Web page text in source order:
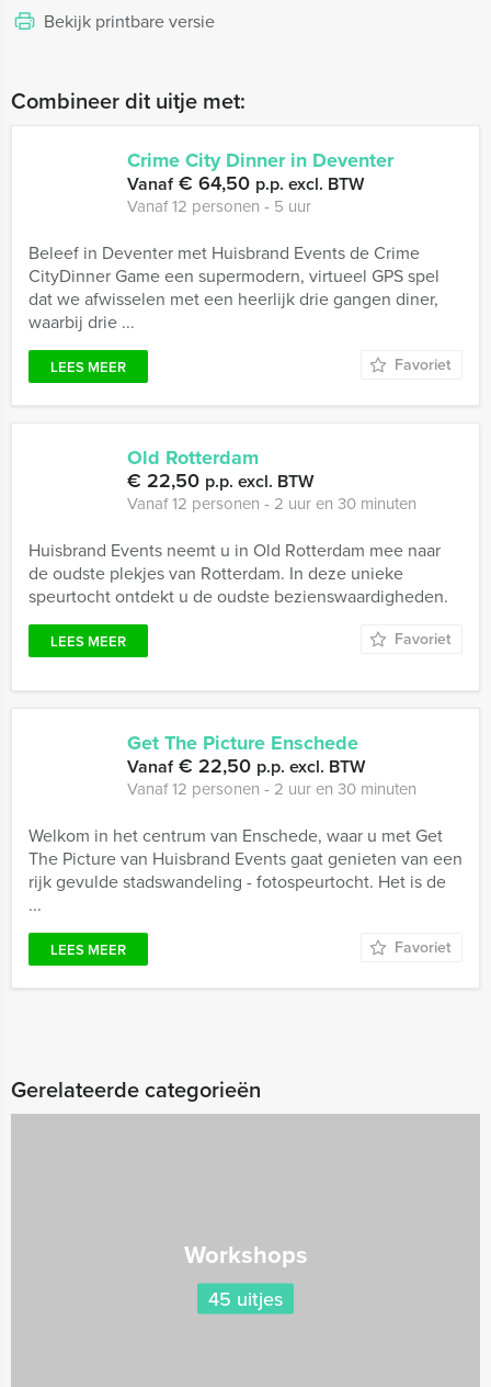
Bekijk printbare versie
Combineer dit uitje met:
Crime City Dinner in Deventer
Vanaf€ 64,50 p.p. excl. BTW
Vanaf 12 personen ‐ 5 uur
Beleef in Deventer met Huisbrand Events de Crime
CityDinner Game een supermodern, virtueel GPS spel
dat we afwisselen met een heerlijk drie gangen diner,
waarbij drie ...
LEES MEER Favoriet
Old Rotterdam
€ 22,50 p.p. excl. BTW
Vanaf 12 personen ‐ 2 uur en 30 minuten
Huisbrand Events neemt u in Old Rotterdam mee naar
de oudste plekjes van Rotterdam. In deze unieke
speurtocht ontdekt u de oudste bezienswaardigheden.
LEES MEER Favoriet
Get The Picture Enschede
Vanaf€ 22,50 p.p. excl. BTW
Vanaf 12 personen ‐ 2 uur en 30 minuten
Welkom in het centrum van Enschede, waar u met Get
The Picture van Huisbrand Events gaat genieten van een
rijk gevulde stadswandeling - fotospeurtocht. Het is de
...
LEES MEER Favoriet
Gerelateerde categorieën
Workshops
45 uitjes